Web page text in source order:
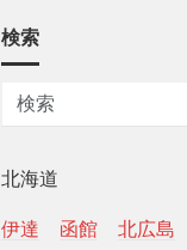
検索
北海道
伊達 函館 北広島